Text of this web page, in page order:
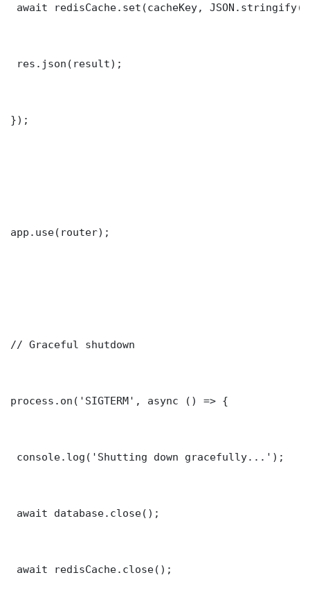
await redisCache.set(cacheKey,
res.json(result);
});
app.use(router);
// Graceful shutdown
process.on('SIGTERM', async () => {
console.log('Shutting down gracefully...');
await database.close();
await redisCache.close();